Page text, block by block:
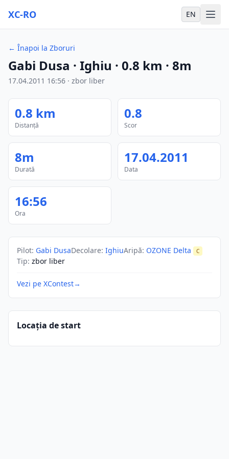
XC-RO EN
← Înapoi la Zboruri
Gabi Dusa · Ighiu · 0.8 km · 8m
17.04.2011 16:56 · zbor liber
0.8 km
Distanță
0.8
Scor
8m
Durată
17.04.2011
Data
16:56
Ora
Pilot: Gabi DusaDecolare: IghiuAripă: OZONE Delta C
Tip: zbor liber
Vezi pe XContest→
Locația de start